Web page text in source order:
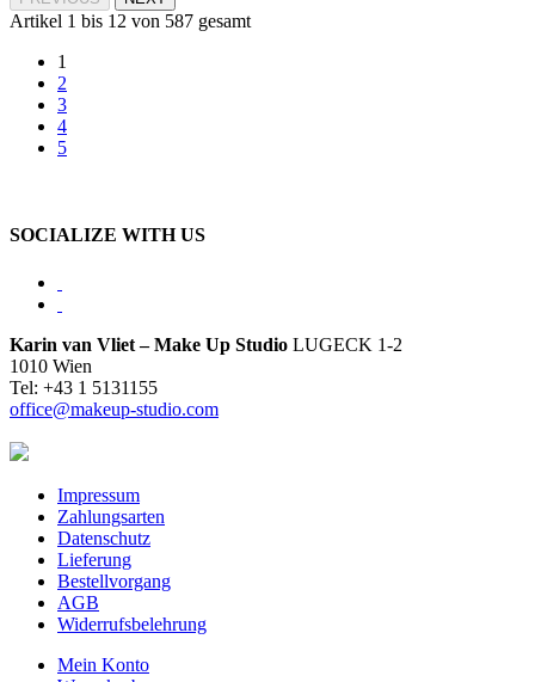
Artikel 1 bis 12 von 587 gesamt
1
2
3
4
5
SOCIALIZE WITH US
Karin van Vliet – Make Up Studio LUGECK 1-2
1010 Wien
Tel: +43 1 5131155
office@makeup-studio.com
Impressum
Zahlungsarten
Datenschutz
Lieferung
Bestellvorgang
AGB
Widerrufsbelehrung
Mein Konto